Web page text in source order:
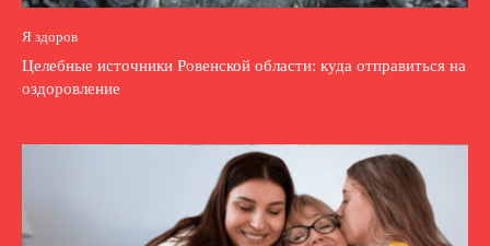
Я здоров
Целебные источники Ровенской области: куда отправиться на
оздоровление